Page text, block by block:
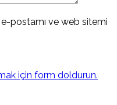
e-postamı ve web sitemi
için form doldurun.